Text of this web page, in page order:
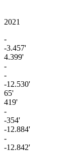
2021
-
-3.457'
4.399'
-
-
-12.530'
65'
419'
-
-354'
-12.884'
-
-12.842'